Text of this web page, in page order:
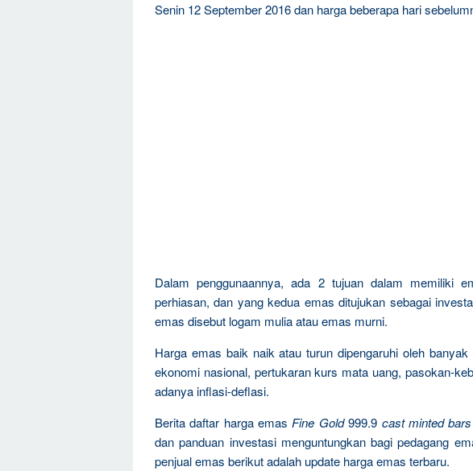
Senin 12 September 2016 dan harga beberapa hari
Dalam penggunaannya, ada 2 tujuan dalam memiliki
perhiasan, dan yang kedua emas ditujukan sebagai
emas disebut logam mulia atau emas murni.
Harga emas baik naik atau turun dipengaruhi oleh
ekonomi nasional, pertukaran kurs mata uang, pasokan-
adanya inflasi-deflasi.
Berita daftar harga emas Fine Gold999.9 cast minted bars
dan panduan investasi menguntungkan bagi pedagang
penjual emas berikut adalah update harga emas terbaru.